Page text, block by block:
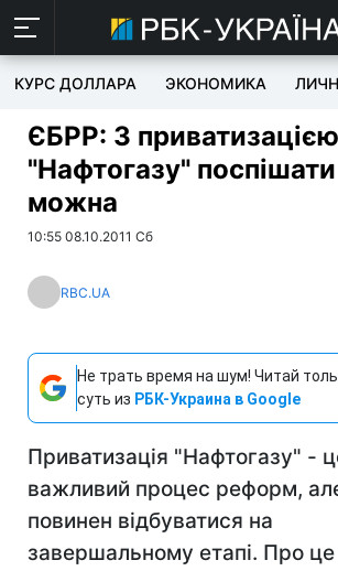
КУРС ДОЛЛАРА ЭКОНОМИКА
ЄБРР: З приватизацією
"Нафтогазу"
можна
10:55 08.10.2011 Сб
RBC.UA
Не трать время на шум! Читай
суть из РБК-Украина в Google
Приватизація "Нафтогазу" -
важливий процес реформ,
повинен відбуватися на
завершальному етапі. Про це